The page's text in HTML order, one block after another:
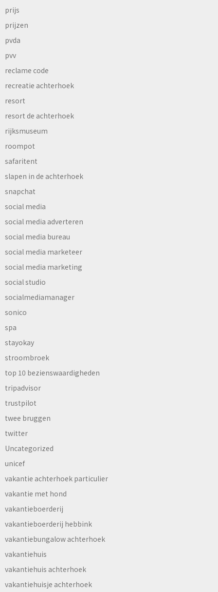
prijs
prijzen
pvda
pvv
reclame code
recreatie achterhoek
resort
resort de achterhoek
rijksmuseum
roompot
safaritent
slapen in de achterhoek
snapchat
social media
social media adverteren
social media bureau
social media marketeer
social media marketing
social studio
socialmediamanager
sonico
spa
stayokay
stroombroek
top 10 bezienswaardigheden
tripadvisor
trustpilot
twee bruggen
twitter
Uncategorized
unicef
vakantie achterhoek particulier
vakantie met hond
vakantieboerderij
vakantieboerderij hebbink
vakantiebungalow achterhoek
vakantiehuis
vakantiehuis achterhoek
vakantiehuisje achterhoek